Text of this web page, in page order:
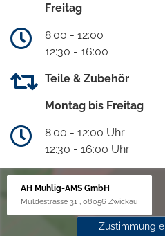
Freitag
8:00 - 12:00
12:30 - 16:00
Teile & Zubehör
Montag bis Freitag
8:00 - 12:00 Uhr
12:30 - 16:00 Uhr
AH Mühlig-AMS GmbH
Muldestrasse 31 , 08056 Zwickau
Zustimmung